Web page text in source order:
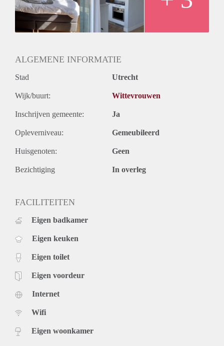
ALGEMENE INFORMATIE
Stad Utrecht
Wijk/buurt: Wittevrouwen
Inschrijven gemeente: Ja
Opleverniveau: Gemeubileerd
Huisgenoten: Geen
Bezichtiging In overleg
FACILITEITEN
Eigen badkamer
Eigen keuken
Eigen toilet
Eigen voordeur
Internet
Wifi
Eigen woonkamer